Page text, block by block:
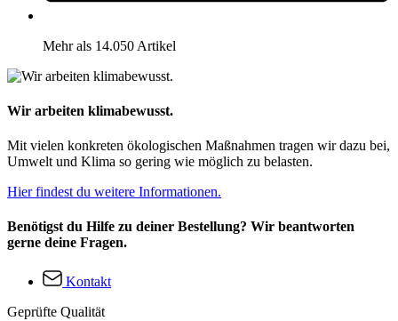
Mehr als 14.050 Artikel
Wir arbeiten klimabewusst.
Mit vielen konkreten ökologischen Maßnahmen tragen wir dazu bei,
Umwelt und Klima so gering wie möglich zu belasten.
Hier findest du weitere Informationen.
Benötigst du Hilfe zu deiner Bestellung? Wir beantworten
gerne deine Fragen.
Kontakt
Geprüfte Qualität